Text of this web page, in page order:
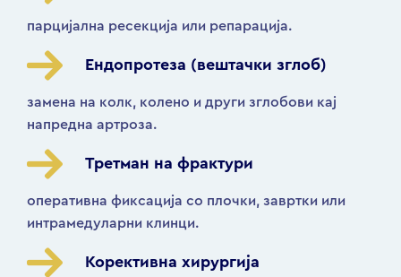
парцијална ресекција или репарација.
Ендопротеза (вештачки зглоб)
замена на колк, колено и други зглобови кај
напредна артроза.
Третман на фрактури
оперативна фиксација со плочки, завртки или
интрамедуларни клинци.
Корективна хирургија